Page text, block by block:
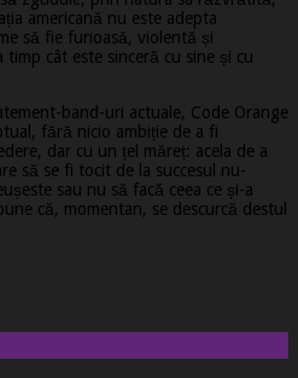
americană nu este adepta
să fie furioasă, violentă și
cât este sinceră cu sine și cu
band-uri actuale, Code Orange
fără nicio ambiție de a fi
dar cu un țel măreț: acela de a
să se fi tocit de la succesul nu-
sau nu să facă ceea ce și-a
că, momentan, se descurcă destul